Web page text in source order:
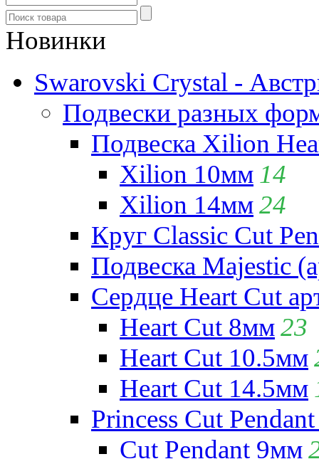
Новинки
Swarovski Crystal -
Подвески разных
Подвеска Xilion
Xilion 10мм 14
Xilion 14мм24
Круг Classic Cut
Подвеска Majestic
Сердце Heart Cut
Heart Cut 8мм23
Heart Cut 10.5мм
Heart Cut 14.5мм
Princess Cut
Cut Pendant 9мм